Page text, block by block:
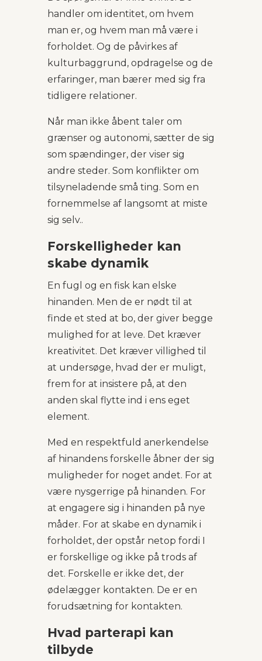
handler om identitet, om hvem
man er, og hvem man må være i
forholdet. Og de påvirkes af
kulturbaggrund, opdragelse og de
erfaringer, man bærer med sig fra
tidligere relationer.
Når man ikke åbent taler om
grænser og autonomi, sætter de sig
som spændinger, der viser sig
andre steder. Som konflikter om
tilsyneladende små ting. Som en
fornemmelse af langsomt at miste
sig selv..
Forskelligheder kan
skabe dynamik
En fugl og en fisk kan elske
hinanden. Men de er nødt til at
finde et sted at bo, der giver begge
mulighed for at leve. Det kræver
kreativitet. Det kræver villighed til
at undersøge, hvad der er muligt,
frem for at insistere på, at den
anden skal flytte ind i ens eget
element.
Med en respektfuld anerkendelse
af hinandens forskelle åbner der sig
muligheder for noget andet. For at
være nysgerrige på hinanden. For
at engagere sig i hinanden på nye
måder. For at skabe en dynamik i
forholdet, der opstår netop fordi I
er forskellige og ikke på trods af
det. Forskelle er ikke det, der
ødelægger kontakten. De er en
forudsætning for kontakten.
Hvad parterapi kan
tilbyde